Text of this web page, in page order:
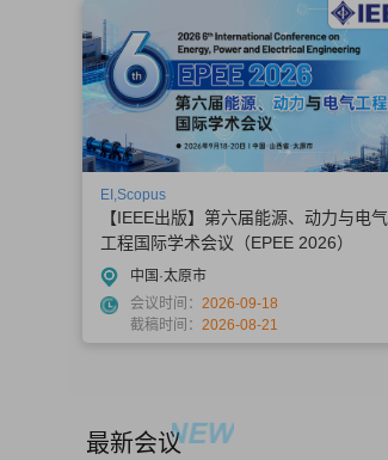
EI,Scopus
【IEEE出版】第六届能源、动力与电气
工程国际学术会议（EPEE 2026）
中国·太原市
会议时间： 2026-09-18
截稿时间： 2026-08-21
最新会议